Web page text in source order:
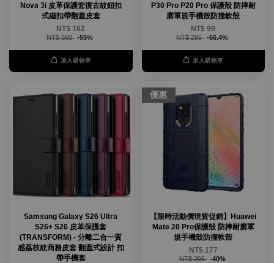
Nova 3i 皮革保護套復古紋鈕扣
式磁扣帶翻蓋皮套
NT$ 162
NT$ 360 -55%
加入購物車
P30 Pro P20 Pro 保護殼 防摔耐
磨軍規手機殼防撞軟殼
NT$ 99
NT$ 295 -66.4%
加入購物車
Samsung Galaxy S26 Ultra
S26+ S26 皮革保護套
(TRANSFORM) - 分離二合一質
感荔枝紋商務皮套 翻蓋式設計 扣
帶手機套
優惠
【限時活動價現貨促銷】Huawei
Mate 20 Pro保護殼 防摔耐磨軍
規手機殼防撞軟殼
NT$ 177
NT$ 295 -40%